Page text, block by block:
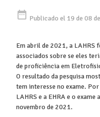
date_range Publicado el 19 de 08
Em abril de 2021, a LAHRS
associados sobre se eles
de proficiência em
O resultado da pesquisa
tem interesse no exame.
LAHRS e a EHRA e o
novembro de 2021.